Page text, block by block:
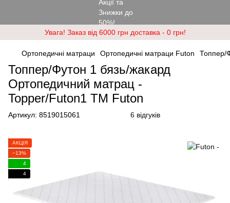
Увага! Заказ від 6000 грн доставка - 0 грн!
Ортопедичні матраци Ортопедичні матраци Futon Топпер/
Топпер/Футон 1 бязь/жакард
Ортопедичний матрац -
Topper/Futon1 ТМ Futon
Артикул: 8519015061 6 відгуків
АКЦІЯ
−13%
4
4